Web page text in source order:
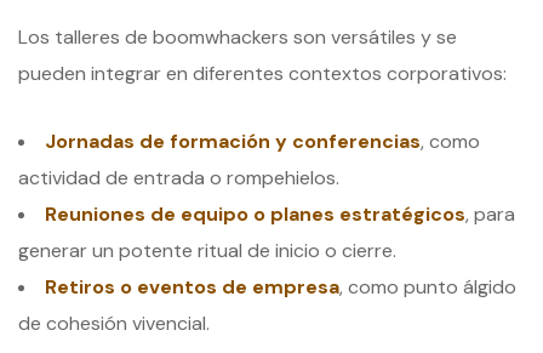
Los talleres de boomwhackers son versátiles y se
pueden integrar en diferentes contextos corporativos:
Jornadas de formación y conferencias, como
actividad de entrada o rompehielos.
Reuniones de equipo o planes estratégicos, para
generar un potente ritual de inicio o cierre.
Retiros o eventos de empresa, como punto álgido
de cohesión vivencial.